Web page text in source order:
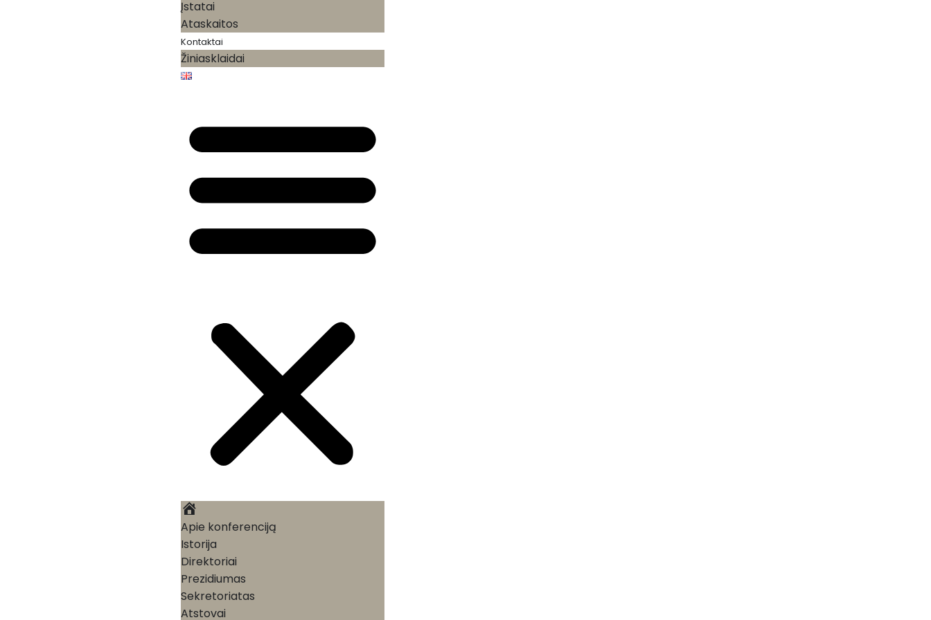
Įstatai
Ataskaitos
Kontaktai
Žiniasklaidai
Pagrindinis
Apie konferenciją
Istorija
Direktoriai
Prezidiumas
Sekretoriatas
Atstovai